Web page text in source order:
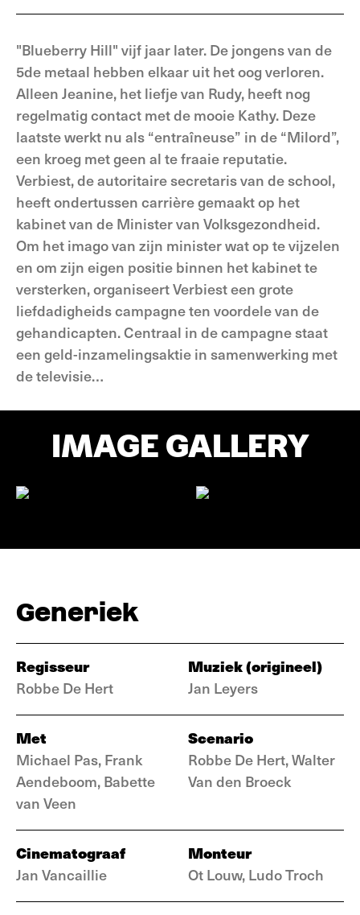
"Blueberry Hill" vijf jaar later. De jongens van de
5de metaal hebben elkaar uit het oog verloren.
Alleen Jeanine, het liefje van Rudy, heeft nog
regelmatig contact met de mooie Kathy. Deze
laatste werkt nu als “entraîneuse” in de “Milord”,
een kroeg met geen al te fraaie reputatie.
Verbiest, de autoritaire secretaris van de school,
heeft ondertussen carrière gemaakt op het
kabinet van de Minister van Volksgezondheid.
Om het imago van zijn minister wat op te vijzelen
en om zijn eigen positie binnen het kabinet te
versterken, organiseert Verbiest een grote
liefdadigheids­ campagne ten voordele van de
gehandicapten. Centraal in de campagne staat
een geld-inzamelingsaktie in samenwerking met
de televisie…
IMAGE GALLERY
Generiek
Regisseur
Robbe De Hert
Muziek (origineel)
Jan Leyers
Met
Michael Pas, Frank
Aendeboom, Babette
van Veen
Scenario
Robbe De Hert, Walter
Van den Broeck
Cinematograaf
Jan Vancaillie
Monteur
Ot Louw, Ludo Troch